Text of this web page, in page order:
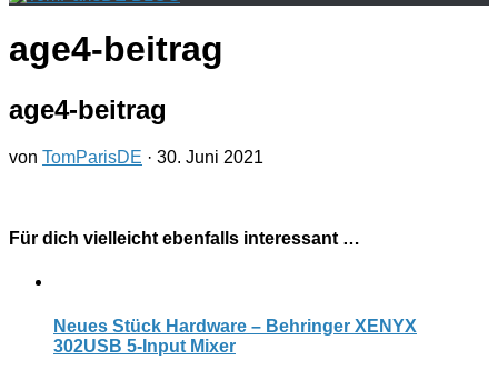
age4-beitrag
age4-beitrag
von TomParisDE · 30. Juni 2021
Für dich vielleicht ebenfalls interessant …
Neues Stück Hardware – Behringer XENYX
302USB 5-Input Mixer